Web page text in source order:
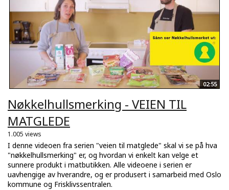
02:55
Nøkkelhullsmerking - VEIEN TIL
MATGLEDE
1.005 views
I denne videoen fra serien "veien til matglede" skal vi se på hva
"nøkkelhullsmerking" er, og hvordan vi enkelt kan velge et
sunnere produkt i matbutikken. Alle videoene i serien er
uavhengige av hverandre, og er produsert i samarbeid med Oslo
kommune og Frisklivssentralen.